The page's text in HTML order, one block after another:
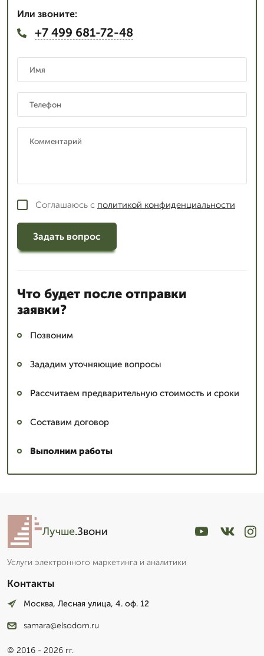
Или звоните:
+7 499 681-72-48
Соглашаюсь с политикой конфиденциальности
Задать вопрос
Что будет после отправки
заявки?
Позвоним
Зададим уточняющие вопросы
Рассчитаем предварительную стоимость и сроки
Составим договор
Выполним работы
Лучше.Звони
Услуги электронного маркетинга и аналитики
Контакты
Москва, Лесная улица, 4. оф. 12
samara@elsodom.ru
© 2016 - 2026 гг.